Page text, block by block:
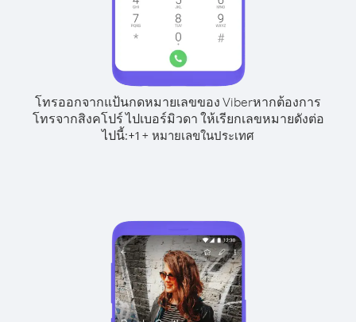
โทรออกจากแป้นกดหมายเลขของ Viberหากต้องการ
โทรจากสิงคโปร์ ไปเบอร์มิวดา ให้เรียกเลขหมายดังต่อ
ไปนี้:+1 + หมายเลขในประเทศ